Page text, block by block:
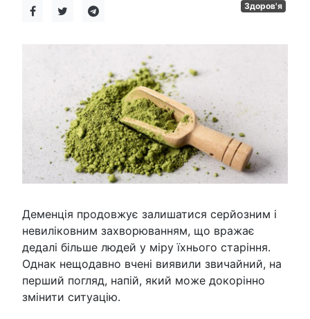
Здоров'я
Деменція продовжує залишатися серйозним і
невиліковним захворюванням, що вражає
дедалі більше людей у міру їхнього старіння.
Однак нещодавно вчені виявили звичайний, на
перший погляд, напій, який може докорінно
змінити ситуацію.